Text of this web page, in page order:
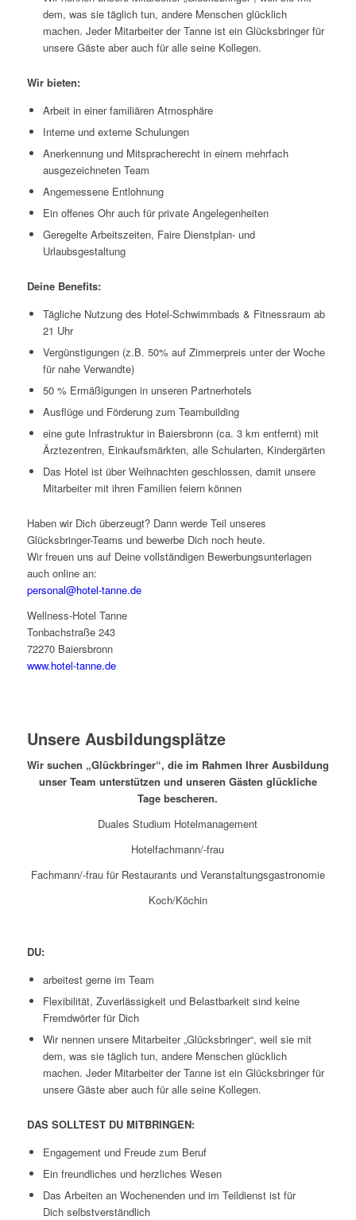
dem, was sie täglich tun, andere Menschen glücklich
machen. Jeder Mitarbeiter der Tanne ist ein Glücksbringer für
unsere Gäste aber auch für alle seine Kollegen.
Wir bieten:
Arbeit in einer familiären Atmosphäre
Interne und externe Schulungen
Anerkennung und Mitspracherecht in einem mehrfach
ausgezeichneten Team
Angemessene Entlohnung
Ein offenes Ohr auch für private Angelegenheiten
Geregelte Arbeitszeiten, Faire Dienstplan- und
Urlaubsgestaltung
Deine Benefits:
Tägliche Nutzung des Hotel-Schwimmbads & Fitnessraum ab
21 Uhr
Vergünstigungen (z.B. 50% auf Zimmerpreis unter der Woche
für nahe Verwandte)
50 % Ermäßigungen in unseren Partnerhotels
Ausflüge und Förderung zum Teambuilding
eine gute Infrastruktur in Baiersbronn (ca. 3 km entfernt) mit
Ärztezentren, Einkaufsmärkten, alle Schularten, Kindergärten
Das Hotel ist über Weihnachten geschlossen, damit unsere
Mitarbeiter mit ihren Familien feiern können
Haben wir Dich überzeugt? Dann werde Teil unseres
Glücksbringer-Teams und bewerbe Dich noch heute.
Wir freuen uns auf Deine vollständigen Bewerbungsunterlagen
auch online an:
personal@hotel-tanne.de
Wellness-Hotel Tanne
Tonbachstraße 243
72270 Baiersbronn
www.hotel-tanne.de
Unsere Ausbildungsplätze
Wir suchen „Glückbringer“, die im Rahmen Ihrer Ausbildung
unser Team unterstützen und unseren Gästen glückliche
Tage bescheren.
Duales Studium Hotelmanagement
Hotelfachmann/-frau
Fachmann/-frau für Restaurants und Veranstaltungsgastronomie
Koch/Köchin
DU:
arbeitest gerne im Team
Flexibilität, Zuverlässigkeit und Belastbarkeit sind keine
Fremdwörter für Dich
Wir nennen unsere Mitarbeiter „Glücksbringer“, weil sie mit
dem, was sie täglich tun, andere Menschen glücklich
machen. Jeder Mitarbeiter der Tanne ist ein Glücksbringer für
unsere Gäste aber auch für alle seine Kollegen.
DAS SOLLTEST DU MITBRINGEN:
Engagement und Freude zum Beruf
Ein freundliches und herzliches Wesen
Das Arbeiten an Wochenenden und im Teildienst ist für
Dich selbstverständlich